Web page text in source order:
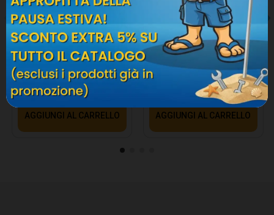
VIRUTEX SISTEMA MULTIPLO
DI FISSAGGIO SVN460
Virutex
384,79 € 405,04 €
15 :05
AGGIUNGI AL CARRELLO
STANLEY SOLLEVATORE
MULTIFUNZIONE TRADELIFT
FATMAX®
Stanley
126,33 € 132,98 €
05:08
AGGIUNGI AL CARRELLO